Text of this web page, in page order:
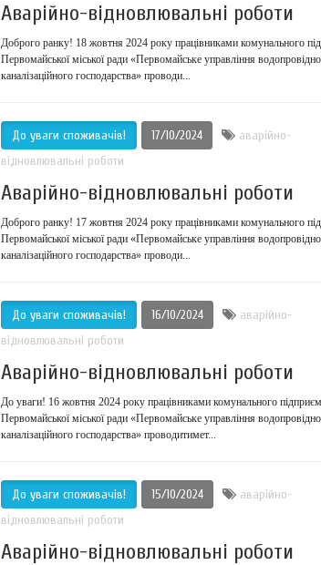
Аварійно-відновлювальні роботи
Доброго ранку! 18 жовтня 2024 року працівниками комунального
Первомайської міської ради «Первомайське управління
каналізаційного господарства» проводи...
До уваги споживачів! 17/10/2024
аварійно-
відновлювальні роботи
Аварійно-відновлювальні роботи
Доброго ранку! 17 жовтня 2024 року працівниками комунального
Первомайської міської ради «Первомайське управління
каналізаційного господарства» проводи...
До уваги споживачів! 16/10/2024
аварійно-
відновлювальні роботи
Аварійно-відновлювальні роботи
До уваги! 16 жовтня 2024 року працівниками комунального
Первомайської міської ради «Первомайське управління
каналізаційного господарства» проводитимет...
До уваги споживачів! 15/10/2024
аварійно-
відновлювальні роботи
Аварійно-відновлювальні роботи